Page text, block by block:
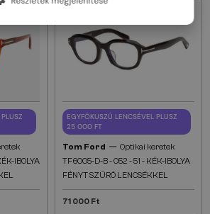
IBOLYA
EGYFÓKUSZÚ LENCSÉVEL PLUSZ
25 000 FT
Tom Ford — Optikai keretek
TF6005-D-B - 052 - 51 - KÉK-IBOLYA
FÉNYT SZŰRŐ LENCSÉKKEL
71 000 Ft